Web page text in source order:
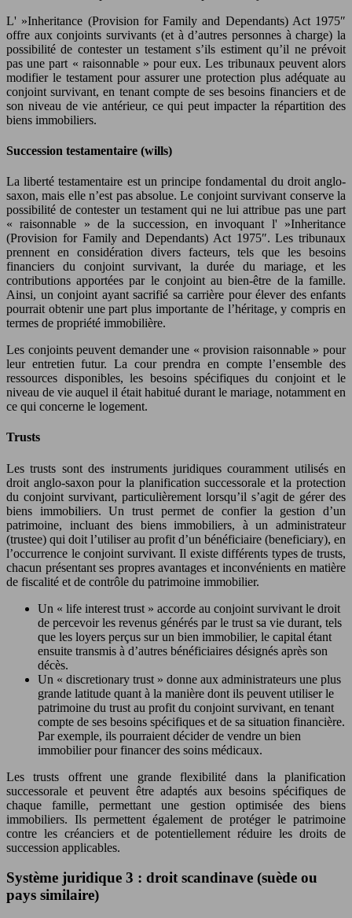
L' »Inheritance (Provision for Family and Dependants) Act 1975″
offre aux conjoints survivants (et à d’autres personnes à charge) la
possibilité de contester un testament s’ils estiment qu’il ne prévoit
pas une part « raisonnable » pour eux. Les tribunaux peuvent alors
modifier le testament pour assurer une protection plus adéquate au
conjoint survivant, en tenant compte de ses besoins financiers et de
son niveau de vie antérieur, ce qui peut impacter la répartition des
biens immobiliers.
Succession testamentaire (wills)
La liberté testamentaire est un principe fondamental du droit anglo-
saxon, mais elle n’est pas absolue. Le conjoint survivant conserve la
possibilité de contester un testament qui ne lui attribue pas une part
« raisonnable » de la succession, en invoquant l' »Inheritance
(Provision for Family and Dependants) Act 1975″. Les tribunaux
prennent en considération divers facteurs, tels que les besoins
financiers du conjoint survivant, la durée du mariage, et les
contributions apportées par le conjoint au bien-être de la famille.
Ainsi, un conjoint ayant sacrifié sa carrière pour élever des enfants
pourrait obtenir une part plus importante de l’héritage, y compris en
termes de propriété immobilière.
Les conjoints peuvent demander une « provision raisonnable » pour
leur entretien futur. La cour prendra en compte l’ensemble des
ressources disponibles, les besoins spécifiques du conjoint et le
niveau de vie auquel il était habitué durant le mariage, notamment en
ce qui concerne le logement.
Trusts
Les trusts sont des instruments juridiques couramment utilisés en
droit anglo-saxon pour la planification successorale et la protection
du conjoint survivant, particulièrement lorsqu’il s’agit de gérer des
biens immobiliers. Un trust permet de confier la gestion d’un
patrimoine, incluant des biens immobiliers, à un administrateur
(trustee) qui doit l’utiliser au profit d’un bénéficiaire (beneficiary), en
l’occurrence le conjoint survivant. Il existe différents types de trusts,
chacun présentant ses propres avantages et inconvénients en matière
de fiscalité et de contrôle du patrimoine immobilier.
Un « life interest trust » accorde au conjoint survivant le droit
de percevoir les revenus générés par le trust sa vie durant, tels
que les loyers perçus sur un bien immobilier, le capital étant
ensuite transmis à d’autres bénéficiaires désignés après son
décès.
Un « discretionary trust » donne aux administrateurs une plus
grande latitude quant à la manière dont ils peuvent utiliser le
patrimoine du trust au profit du conjoint survivant, en tenant
compte de ses besoins spécifiques et de sa situation financière.
Par exemple, ils pourraient décider de vendre un bien
immobilier pour financer des soins médicaux.
Les trusts offrent une grande flexibilité dans la planification
successorale et peuvent être adaptés aux besoins spécifiques de
chaque famille, permettant une gestion optimisée des biens
immobiliers. Ils permettent également de protéger le patrimoine
contre les créanciers et de potentiellement réduire les droits de
succession applicables.
Système juridique 3 : droit scandinave (suède ou
pays similaire)